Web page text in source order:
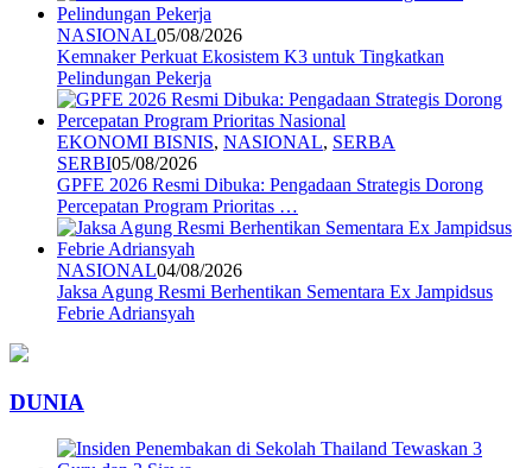
NASIONAL05/08/2026
Kemnaker Perkuat Ekosistem K3 untuk Tingkatkan
Pelindungan Pekerja
EKONOMI BISNIS, NASIONAL, SERBA
SERBI05/08/2026
GPFE 2026 Resmi Dibuka: Pengadaan Strategis Dorong
Percepatan Program Prioritas …
NASIONAL04/08/2026
Jaksa Agung Resmi Berhentikan Sementara Ex Jampidsus
Febrie Adriansyah
DUNIA